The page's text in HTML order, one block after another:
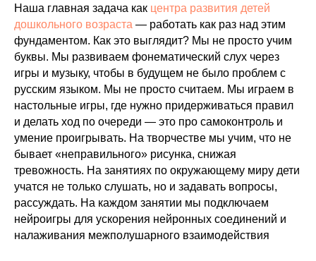
Наша главная задача как центра развития детей
дошкольного возраста — работать как раз над этим
фундаментом. Как это выглядит? Мы не просто учим
буквы. Мы развиваем фонематический слух через
игры и музыку, чтобы в будущем не было проблем с
русским языком. Мы не просто считаем. Мы играем в
настольные игры, где нужно придерживаться правил
и делать ход по очереди — это про самоконтроль и
умение проигрывать. На творчестве мы учим, что не
бывает «неправильного» рисунка, снижая
тревожность. На занятиях по окружающему миру дети
учатся не только слушать, но и задавать вопросы,
рассуждать. На каждом занятии мы подключаем
нейроигры для ускорения нейронных соединений и
налаживания межполушарного взаимодействия